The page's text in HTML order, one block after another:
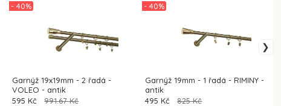
Garnýž 19x19mm - 2 řadá -
VOLEO - antik
- 40%
595 Kč 991.67 Kč
Garnýž 19mm - 1 řadá - RIMINY -
antik
- 40%
495 Kč 825 Kč